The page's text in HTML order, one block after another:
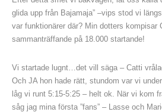
glida upp från Bajamaja” –vips stod vi
var funktionärer där? Min dotters kompisar
sammanträffande på 18.000 startande!
Vi startade lugnt…det vill säga – Catti
Och JA hon hade rätt, stundom var vi
låg vi runt 5:15-5:25 – helt ok. När vi kom
såg jag mina första ”fans” – Lasse och